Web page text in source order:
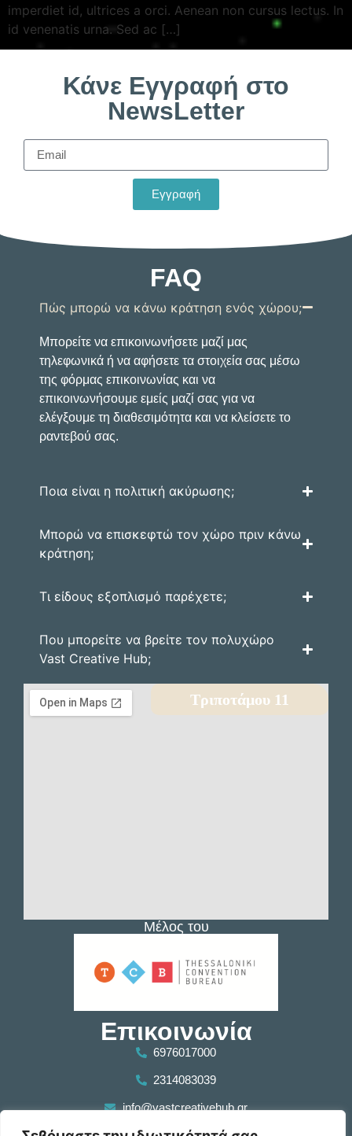
imperdiet id, ultrices a orci. Aenean non cursus lectus. In
id venenatis urna. Sed ac […]
Κάνε Εγγραφή στο
NewsLetter
Εγγραφή
FAQ
Πώς μπορώ να κάνω κράτηση ενός χώρου;
Μπορείτε να επικοινωνήσετε μαζί μας
τηλεφωνικά ή να αφήσετε τα στοιχεία σας μέσω
της φόρμας επικοινωνίας και να
επικοινωνήσουμε εμείς μαζί σας για να
ελέγξουμε τη διαθεσιμότητα και να κλείσετε το
ραντεβού σας.
Ποια είναι η πολιτική ακύρωσης;
Μπορώ να επισκεφτώ τον χώρο πριν κάνω
κράτηση;
Τι είδους εξοπλισμό παρέχετε;
Που μπορείτε να βρείτε τον πολυχώρο
Vast Creative Hub;
Τριποτάμου 11
Μέλος του
Επικοινωνία
6976017000
2314083039
info@vastcreativehub.gr